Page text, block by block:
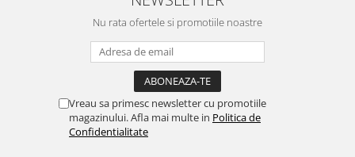
Nu rata ofertele si promotiile noastre
Vreau sa primesc newsletter cu promotiile
magazinului. Afla mai multe in Politica de
Confidentialitate